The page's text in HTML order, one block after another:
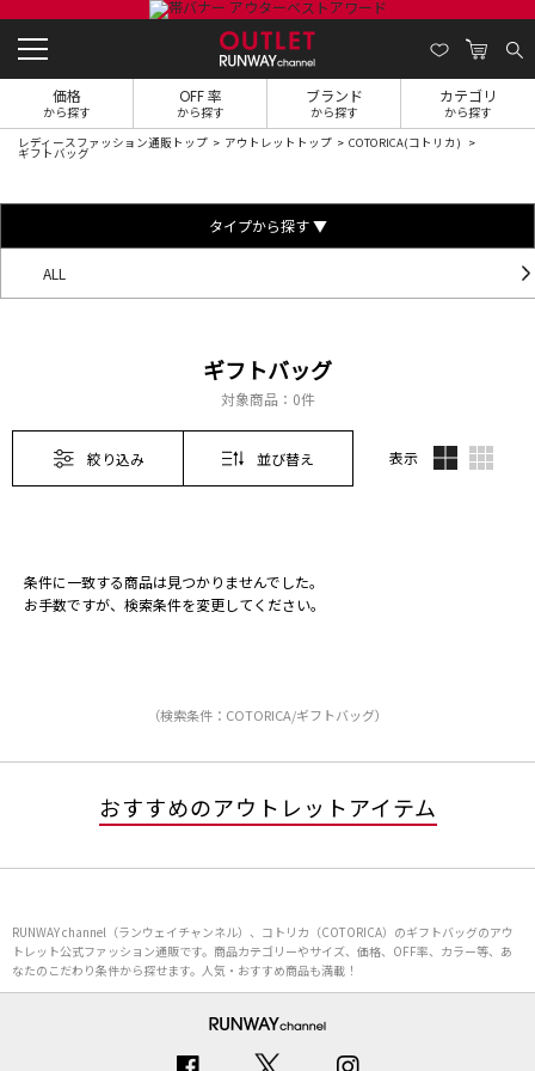
価格
から探す
OFF 率
から探す
ブランド
から探す
カテゴリ
から探す
レディースファッション通販トップ アウトレットトップ COTORICA(コトリカ)
ギフトバッグ
タイプから探す ▼
ALL
ギフトバッグ
対象商品： 0件
絞り込み 並び替え 表示
条件に一致する商品は見つかりませんでした。
お手数ですが、検索条件を変更してください。
（検索条件：COTORICA/ギフトバッグ）
おすすめのアウトレットアイテム
RUNWAY channel（ランウェイチャンネル）、コトリカ（COTORICA）のギフトバッグのアウ
トレット公式ファッション通販です。商品カテゴリーやサイズ、価格、OFF率、カラー等、あ
なたのこだわり条件から探せます。人気・おすすめ商品も満載！